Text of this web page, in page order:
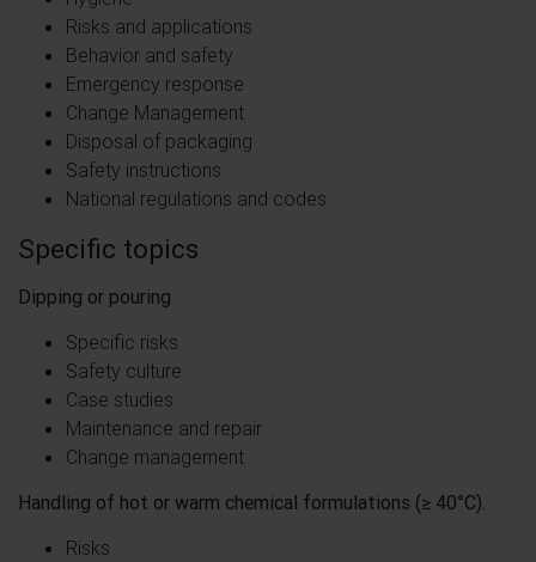
Risks and applications
Behavior and safety
Emergency response
Change Management
Disposal of packaging
Safety instructions
National regulations and codes
Specific topics
Dipping or pouring
Specific risks
Safety culture
Case studies
Maintenance and repair
Change management
Handling of hot or warm chemical formulations (≥ 40°C).
Risks